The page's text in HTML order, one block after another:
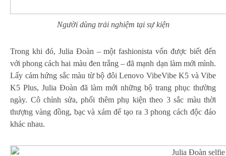
Người dùng trải nghiệm tại sự kiện
Trong khi đó, Julia Đoàn – một fashionista vốn được biết đến
với phong cách hai màu đen trắng – đã mạnh dạn làm mới mình.
Lấy cảm hứng sắc màu từ bộ đôi Lenovo VibeVibe K5 và Vibe
K5 Plus, Julia Đoàn đã làm mới những bộ trang phục thường
ngày. Cô chỉnh sửa, phối thêm phụ kiện theo 3 sắc màu thời
thượng vàng đồng, bạc và xám để tạo ra 3 phong cách độc đáo
khác nhau.